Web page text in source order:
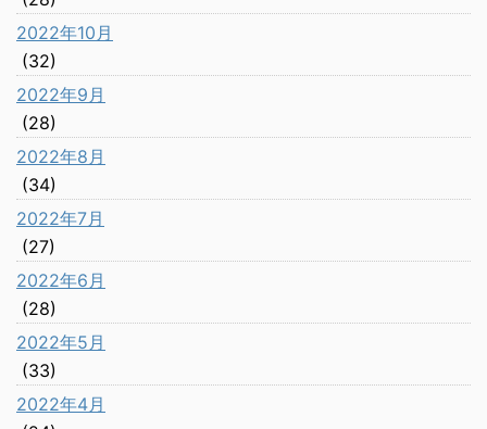
2022年10月
(32)
2022年9月
(28)
2022年8月
(34)
2022年7月
(27)
2022年6月
(28)
2022年5月
(33)
2022年4月